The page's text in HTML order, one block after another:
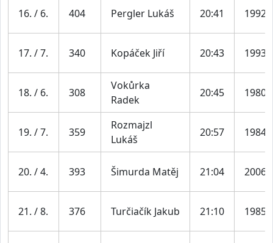
16. / 6. 404 Pergler Lukáš 20:41 1992
17. / 7. 340 Kopáček Jiří 20:43 1993
18. / 6. 308
Vokůrka
Radek
20:45 1980
19. / 7. 359
Rozmajzl
Lukáš
20:57 1984
20. / 4. 393 Šimurda Matěj 21:04 2006
21. / 8. 376 Turčiačík Jakub 21:10 1985